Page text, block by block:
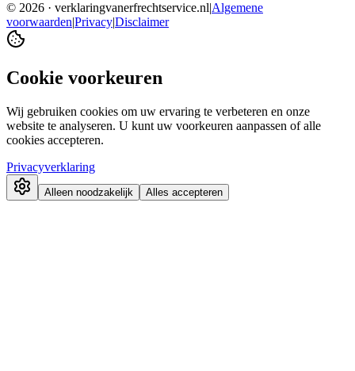
© 2026 · verklaringvanerfrechtservice.nl|Algemene
voorwaarden|Privacy|Disclaimer
Cookie voorkeuren
Wij gebruiken cookies om uw ervaring te verbeteren en onze
website te analyseren. U kunt uw voorkeuren aanpassen of alle
cookies accepteren.
Privacyverklaring
Alleen noodzakelijk Alles accepteren